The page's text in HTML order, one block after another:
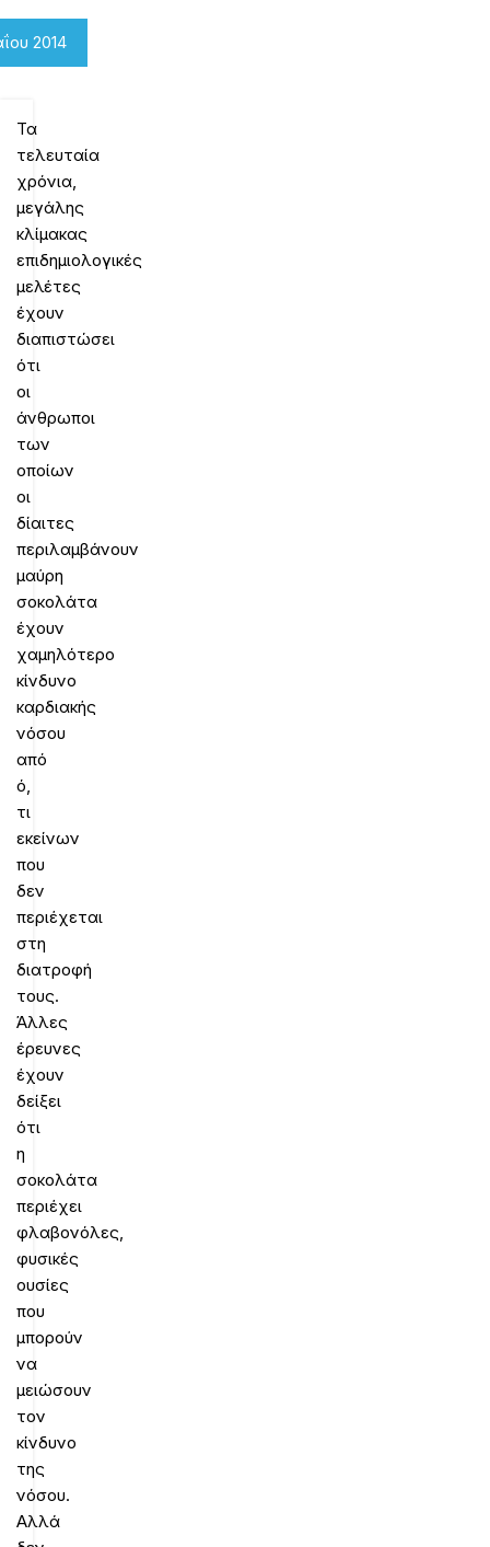
2014
Τα
τελευταία
χρόνια,
μεγάλης
κλίμακας
επιδημιολογικές
μελέτες
έχουν
διαπιστώσει
ότι
οι
άνθρωποι
των
οποίων
οι
δίαιτες
περιλαμβάνουν
μαύρη
σοκολάτα
έχουν
χαμηλότερο
κίνδυνο
καρδιακής
νόσου
από
ό,
τι
εκείνων
που
δεν
περιέχεται
στη
διατροφή
τους.
Άλλες
έρευνες
έχουν
δείξει
ότι
η
σοκολάτα
περιέχει
φλαβονόλες,
φυσικές
ουσίες
που
μπορούν
να
μειώσουν
τον
κίνδυνο
της
νόσου.
Αλλά